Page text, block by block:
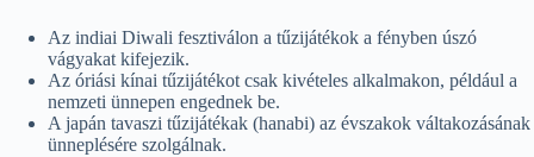
Az indiai Diwali fesztiválon a tűzijátékok a fényben úszó
vágyakat kifejezik.
Az óriási kínai tűzijátékot csak kivételes alkalmakon, például a
nemzeti ünnepen engednek be.
A japán tavaszi tűzijátékak (hanabi) az évszakok váltakozásának
ünneplésére szolgálnak.